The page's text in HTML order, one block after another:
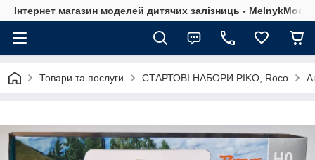
Інтернет магазин моделей дитячих залізниць -
Товари та послуги СТАРТОВІ НАБОРИ PIKO, Roco